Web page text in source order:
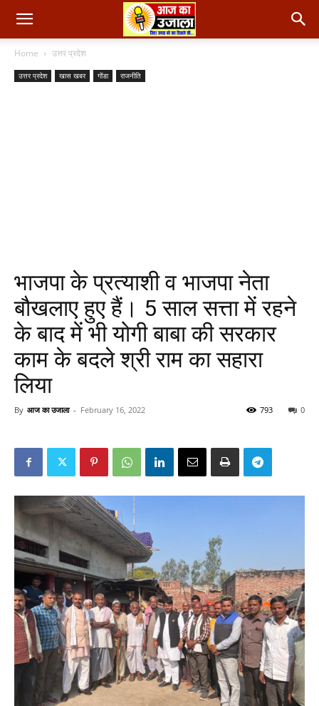
Home उत्तर प्रदेश
उत्तर प्रदेश खास खबर गोंडा राजनीति
भाजपा के प्रत्याशी व भाजपा नेता
बौखलाए हुए हैं। 5 साल सत्ता में रहने
के बाद में भी योगी बाबा की सरकार
काम के बदले श्री राम का सहारा
लिया
By आज का उजाला - February 16, 2022 0
793